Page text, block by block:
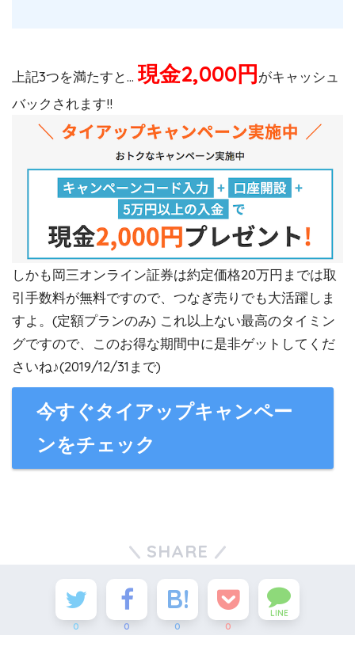
上記3つを満たすと…現金2,000円がキャッシュ
バックされます!!
しかも岡三オンライン証券は約定価格20万円までは取
引手数料が無料ですので、つなぎ売りでも大活躍しま
すよ。(定額プランのみ) これ以上ない最高のタイミン
グですので、このお得な期間中に是非ゲットしてくだ
さいね♪(2019/12/31まで)
今すぐタイアップキャンペー
ンをチェック
SHARE
0 0 0 0
LINE